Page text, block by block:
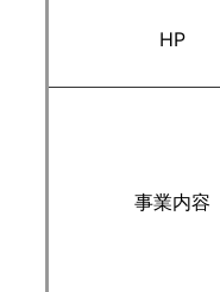
HP
事業内容